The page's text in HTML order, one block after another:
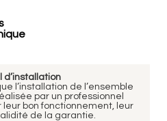
d’installation
l’installation de l’ensemble
par un professionnel
bon fonctionnement, leur
de la garantie.